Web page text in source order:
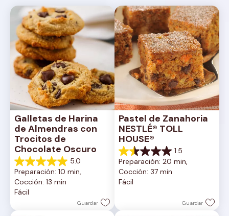
Galletas de Harina
de Almendras con
Trocitos de
Chocolate Oscuro
5.0
5.0
de
5
estrellas.
reseña
Preparación: 10 min,
Cocción: 13 min
Fácil
Guardar
Pastel de Zanahoria
NESTLÉ® TOLL
HOUSE®
1.5
1.5
de
5
estrellas.
Preparación: 20 min,
Cocción: 37 min
Fácil
Guardar